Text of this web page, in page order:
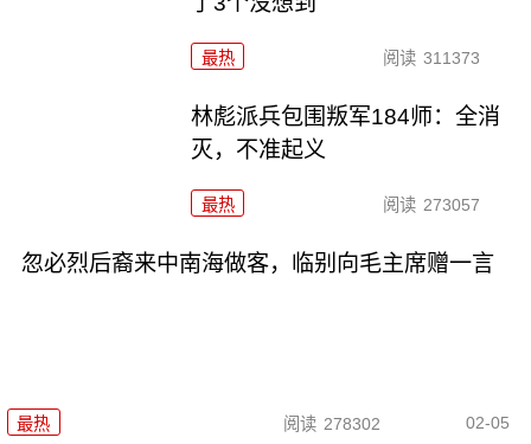
最热 阅读 311373
林彪派兵包围叛军184师：全消
灭，不准起义
最热 阅读 273057
忽必烈后裔来中南海做客，临别向毛主席赠一言
最热 阅读 278302 02-05